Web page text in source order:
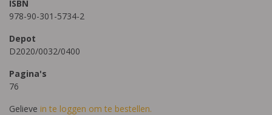
ISBN
978-90-301-5734-2
Depot
D2020/0032/0400
Pagina's
76
Gelieve in te loggen om te bestellen.